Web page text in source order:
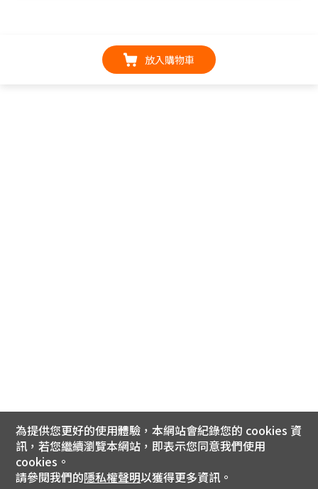
放入購物車
為提供您更好的使用體驗，本網站會紀錄您的 cookies 資
訊，若您繼續瀏覽本網站，即表示您同意我們使用
cookies。
請參閱我們的隱私權聲明以獲得更多資訊。